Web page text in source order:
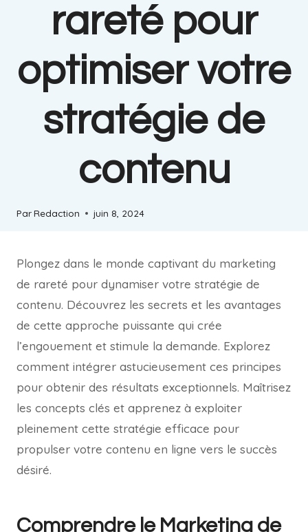
rareté pour
optimiser votre
stratégie de
contenu
ParRedaction juin 8, 2024
Plongez dans le monde captivant du marketing
de rareté pour dynamiser votre stratégie de
contenu. Découvrez les secrets et les avantages
de cette approche puissante qui crée
l’engouement et stimule la demande. Explorez
comment intégrer astucieusement ces principes
pour obtenir des résultats exceptionnels. Maîtrisez
les concepts clés et apprenez à exploiter
pleinement cette stratégie efficace pour
propulser votre contenu en ligne vers le succès
désiré.
Comprendre le Marketing de